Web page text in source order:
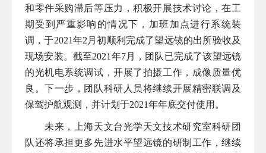
和零件采购滞后等压力，积极开展技术讨论，在工
期受到严重影响的情况下，加班加点进行系统装
调，于2021年2 月初顺利完成了望远镜的出所验收及
现场安装。截至2021 年7月，团队已完成了该望远镜
的光机电系统调试，开展了拍摄工作，成像质量优
良。下一步，团队科研人员将继续开展精密联调及
保驾护航观测，并计划于2021年年底交付使用。
未来，上海天文台光学天文技术研究室科研团
队还将承担更多先进水平望远镜的研制工作，继续